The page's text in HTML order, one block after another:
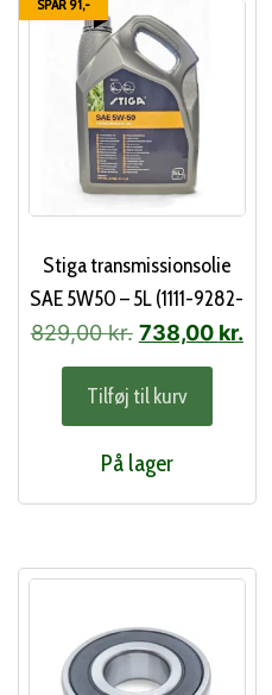
SPAR 91,-
Stiga transmissionsolie
SAE 5W50 – 5L (1111-9282-
01)
829,00kr. Den
oprindelige
pris
var:
829,00 kr..
738,00 kr.Den
Tilføj til kurv
På lager